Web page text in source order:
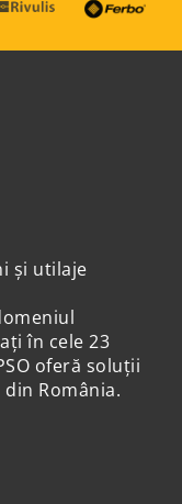
și utilaje
în cele 23
oferă soluții
România.